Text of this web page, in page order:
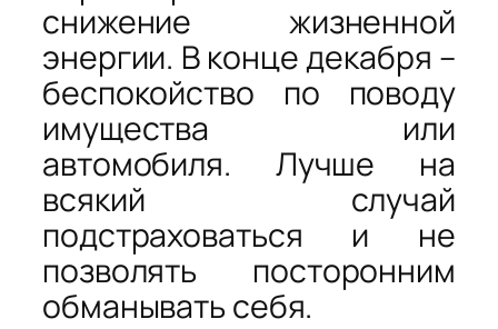
снижение жизненной
энергии. В конце декабря –
беспокойство по поводу
имущества или
автомобиля. Лучше на
всякий случай
подстраховаться и не
позволять посторонним
обманывать себя.